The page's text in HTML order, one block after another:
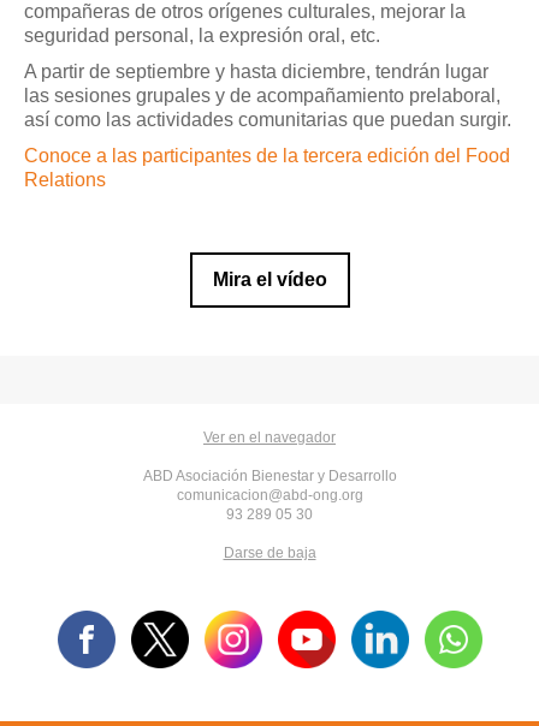
compañeras de otros orígenes culturales, mejorar la
seguridad personal, la expresión oral, etc.
A partir de septiembre y hasta diciembre, tendrán lugar
las sesiones grupales y de acompañamiento prelaboral,
así como las actividades comunitarias que puedan surgir.
Conoce a las participantes de la tercera edición del Food
Relations
Mira el vídeo
Ver en el navegador
ABD Asociación Bienestar y Desarrollo
comunicacion@abd-ong.org
93 289 05 30
Darse de baja